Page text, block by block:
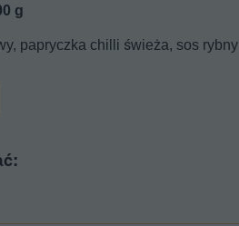
g
papryczka chilli świeża, sos rybny